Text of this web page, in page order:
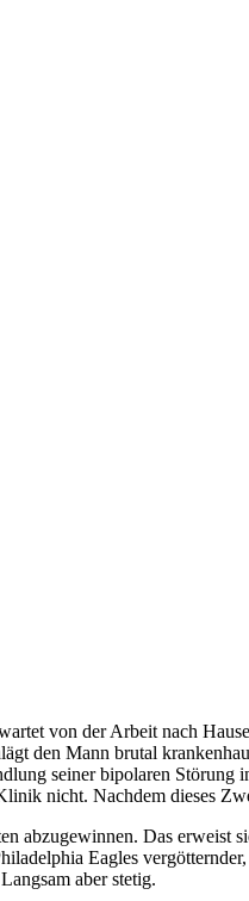
von der Arbeit nach
den Mann brutal
seiner bipolaren
nicht. Nachdem dieses
Das erweist
Eagles
aber stetig.